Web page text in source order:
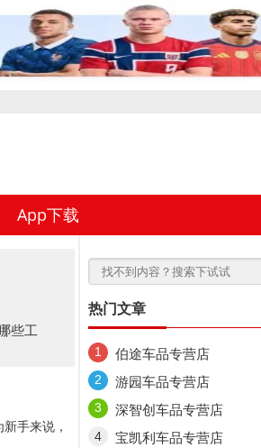
App下载
些工
手来说，
热门文章
伯途车品专营店
游园车品专营店
深智创车品专营店
宝凯利车品专营店